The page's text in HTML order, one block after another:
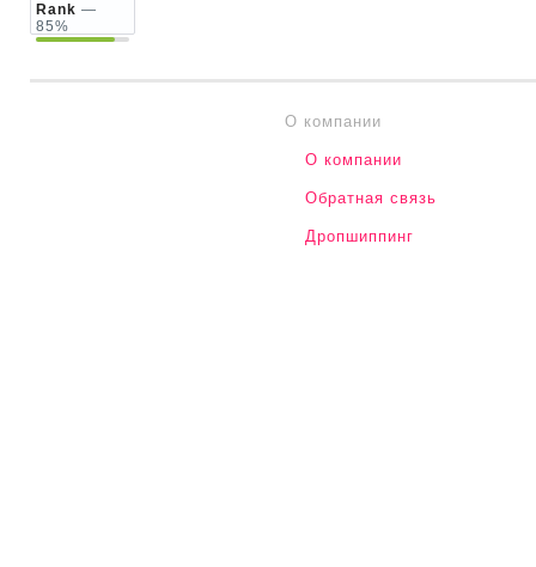
Rank —
85%
О компании
О компании
Обратная связь
Дропшиппинг